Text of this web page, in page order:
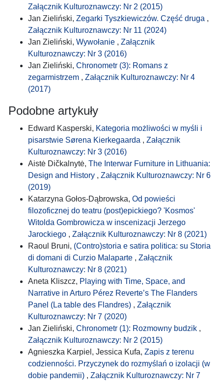
Załącznik Kulturoznawczy: Nr 2 (2015)
Jan Zieliński, Zegarki Tyszkiewiczów. Część druga ,
Załącznik Kulturoznawczy: Nr 11 (2024)
Jan Zieliński, Wywołanie , Załącznik
Kulturoznawczy: Nr 3 (2016)
Jan Zieliński, Chronometr (3): Romans z
zegarmistrzem , Załącznik Kulturoznawczy: Nr 4
(2017)
Podobne artykuły
Edward Kasperski, Kategoria możliwości w myśli i
pisarstwie Sørena Kierkegaarda , Załącznik
Kulturoznawczy: Nr 3 (2016)
Aistė Dičkalnytė, The Interwar Furniture in Lithuania:
Design and History , Załącznik Kulturoznawczy: Nr 6
(2019)
Katarzyna Gołos-Dąbrowska, Od powieści
filozoficznej do teatru (post)epickiego? 'Kosmos'
Witolda Gombrowicza w inscenizacji Jerzego
Jarockiego , Załącznik Kulturoznawczy: Nr 8 (2021)
Raoul Bruni, (Contro)storia e satira politica: su Storia
di domani di Curzio Malaparte , Załącznik
Kulturoznawczy: Nr 8 (2021)
Aneta Kliszcz, Playing with Time, Space, and
Narrative in Arturo Pérez Reverte’s The Flanders
Panel (La table des Flandres) , Załącznik
Kulturoznawczy: Nr 7 (2020)
Jan Zieliński, Chronometr (1): Rozmowny budzik ,
Załącznik Kulturoznawczy: Nr 2 (2015)
Agnieszka Karpiel, Jessica Kufa, Zapis z terenu
codzienności. Przyczynek do rozmyślań o izolacji (w
dobie pandemii) , Załącznik Kulturoznawczy: Nr 7